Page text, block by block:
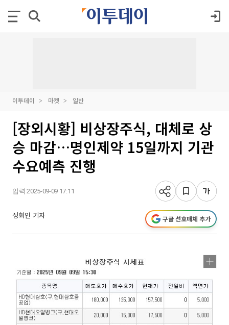
이투데이 마켓 일반
[장외시황] 비상장주식, 대체로 상
승 마감…명인제약 15일까지 기관
수요예측 진행
입력 2025-09-09 17:11
정회인 기자 구글 선호매체 추가